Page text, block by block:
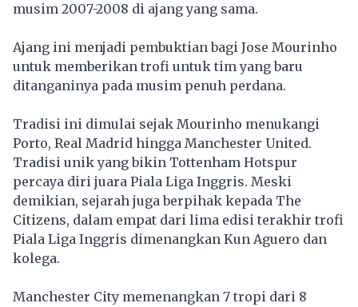
musim 2007-2008 di ajang yang sama.
Ajang ini menjadi pembuktian bagi Jose Mourinho
untuk memberikan trofi untuk tim yang baru
ditanganinya pada musim penuh perdana.
Tradisi ini dimulai sejak Mourinho menukangi
Porto, Real Madrid hingga Manchester United.
Tradisi unik yang bikin Tottenham Hotspur
percaya diri juara Piala Liga Inggris. Meski
demikian, sejarah juga berpihak kepada The
Citizens, dalam empat dari lima edisi terakhir trofi
Piala Liga Inggris dimenangkan Kun Aguero dan
kolega.
Manchester City memenangkan 7 tropi dari 8